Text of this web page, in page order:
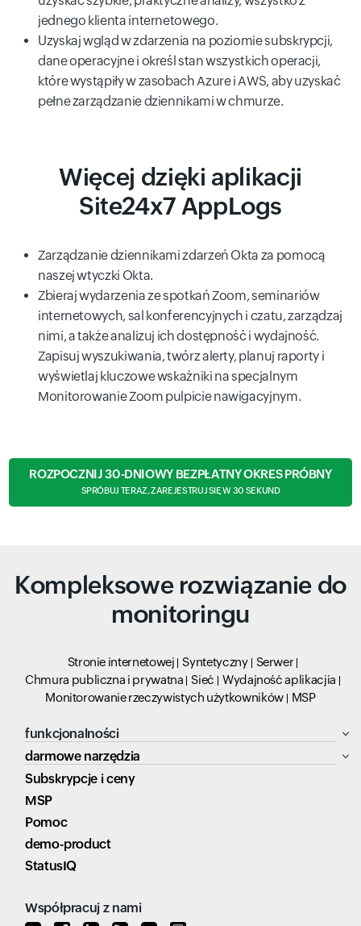
jednego klienta internetowego.
Uzyskaj wgląd w zdarzenia na poziomie subskrypcji,
dane operacyjne i określ stan wszystkich operacji,
które wystąpiły w zasobach Azure i AWS, aby uzyskać
pełne zarządzanie dziennikami w chmurze.
Więcej dzięki aplikacji
Site24x7 AppLogs
Zarządzanie dziennikami zdarzeń Okta za pomocą
naszej wtyczki Okta.
Zbieraj wydarzenia ze spotkań Zoom, seminariów
internetowych, sal konferencyjnych i czatu, zarządzaj
nimi, a także analizuj ich dostępność i wydajność.
Zapisuj wyszukiwania, twórz alerty, planuj raporty i
wyświetlaj kluczowe wskaźniki na specjalnym
Monitorowanie Zoom pulpicie nawigacyjnym.
ROZPOCZNIJ 30-DNIOWY BEZPŁATNY OKRES PRÓBNY
SPRÓBUJ TERAZ, ZAREJESTRUJ SIĘ W 30 SEKUND
Kompleksowe rozwiązanie do
monitoringu
Stronie internetowej Syntetyczny
Serwer
Chmura publiczna i prywatna
Sieć
Wydajność aplikacjia
Monitorowanie rzeczywistych użytkowników
MSP
funkcjonalności
darmowe narzędzia
Subskrypcje i ceny
MSP
Pomoc
demo-product
StatusIQ
Współpracuj z nami